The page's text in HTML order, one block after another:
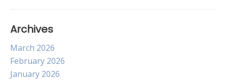
Archives
March 2026
February 2026
January 2026